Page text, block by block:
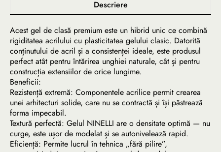
Descriere
Acest gel de clasă premium este un hibrid unic ce combină
rigiditatea acrilului cu plasticitatea gelului clasic. Datorită
conținutului de acril și a consistenței ideale, este produsul
perfect atât pentru întărirea unghiei naturale, cât și pentru
construcția extensiilor de orice lungime.
Beneficii:
Rezistență extremă: Componentele acrilice permit crearea
unei arhitecturi solide, care nu se contractă și își păstrează
forma impecabil.
Textură perfectă: Gelul NINELLI are o densitate optimă — nu
curge, este ușor de modelat și se autonivelează rapid.
Eficiență: Permite lucrul în tehnica „fără pilire”,